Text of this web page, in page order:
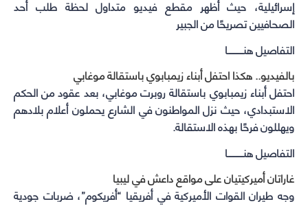
إسرائيلية، حيث أظهر مقطع فيديو متداول لحظة طلب أحد
الصحافيين تصريحًا من الجبير
التفاصيل هنـــــــــــا
بالفيديو.. هكذا احتفل أبناء زيمبابوي باستقالة موغابي
احتفل أبناء زيمبابوي باستقالة روبرت موغابي، بعد عقود من الحكم
الاستبدادي، حيث نزل المواطنون في الشارع يحملون أعلام بلادهم
ويهللون فرحًا بهذه الاستقالة.
التفاصيل هنـــــــــــا
غاراتان أميركيتيان على مواقع داعش في ليبيا
وجه طيران القوات الأميركية في أفريقيا “أفريكوم”، ضربات جودية